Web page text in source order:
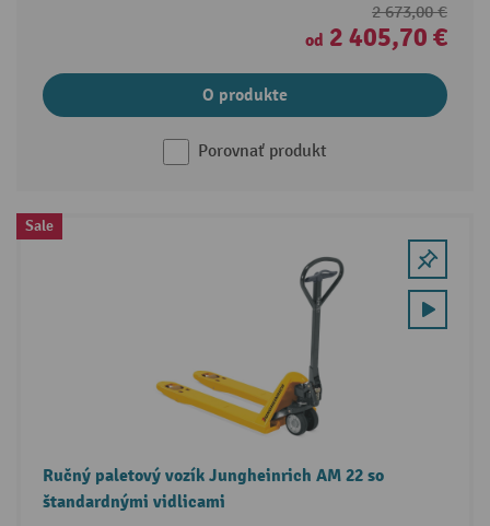
2 673,00 €
od 2 405,70 €
O produkte
Porovnať produkt
Sale
Ručný paletový vozík Jungheinrich AM 22 so
štandardnými vidlicami